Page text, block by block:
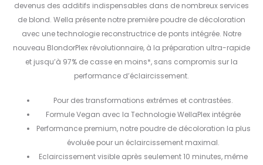
devenus des additifs indispensables dans de nombreux services
de blond. Wella présente notre première poudre de décoloration
avec une technologie reconstructrice de ponts intégrée. Notre
nouveau BlondorPlex révolutionnaire, à la préparation ultra-rapide
et jusqu’à 97% de casse en moins*, sans compromis sur la
performance d’éclaircissement.
Pour des transformations extrêmes et contrastées.
Formule Vegan avec la Technologie WellaPlex intégrée
Performance premium, notre poudre de décoloration la plus
évoluée pour un éclaircissement maximal.
Eclaircissement visible après seulement 10 minutes, même